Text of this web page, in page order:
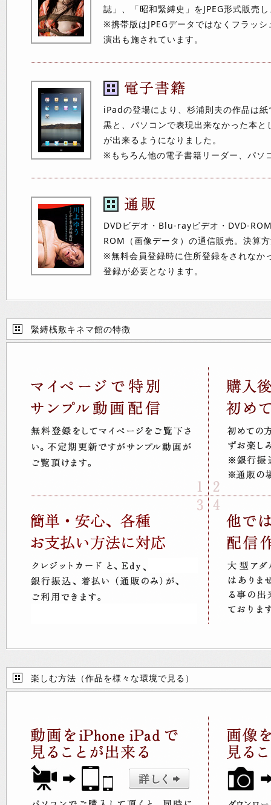
誌」、「昭和緊縛史」をJPEG形式販売
※携帯版はJPEGデータではなくフラッ
演出も施されています。
iPadの登場により、杉浦則夫の作品は
黒と、パソコンで表現出来なかった本
が出来るようになりました。
※もちろん他の電子書籍リーダー、パソ
DVDビデオ・Blu-rayビデオ・DVD-
ROM（画像データ）の通信販売。決算
※無料会員登録時に住所登録をされなか
登録が必要となります。
緊縛桟敷キネマ館の特徴
楽しむ方法（作品を様々な環境で見る）